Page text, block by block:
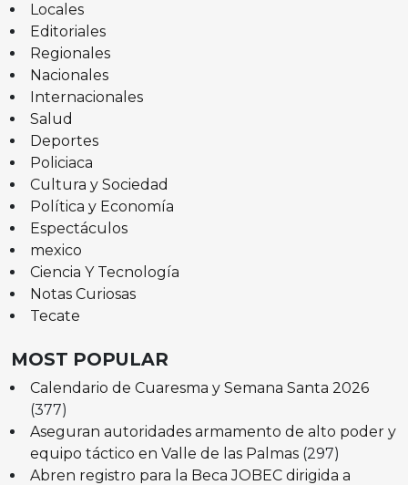
Locales
Editoriales
Regionales
Nacionales
Internacionales
Salud
Deportes
Policiaca
Cultura y Sociedad
Política y Economía
Espectáculos
mexico
Ciencia Y Tecnología
Notas Curiosas
Tecate
MOST POPULAR
Calendario de Cuaresma y Semana Santa 2026
(377)
Aseguran autoridades armamento de alto poder y
equipo táctico en Valle de las Palmas (297)
Abren registro para la Beca JOBEC dirigida a